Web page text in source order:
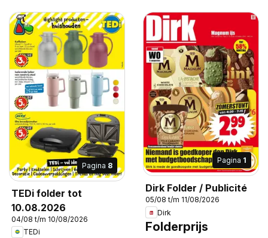
Pagina 8
TEDi folder tot
10.08.2026
04/08 t/m 10/08/2026
TEDi
Pagina 1
Dirk Folder / Publicité
05/08 t/m 11/08/2026
Dirk
Folderprijs